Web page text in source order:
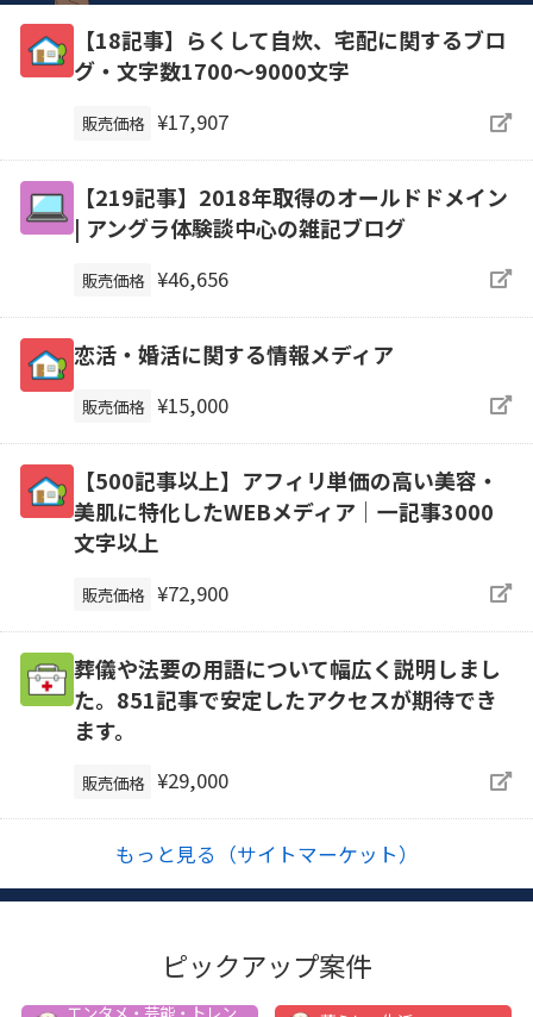
【18記事】らくして自炊、宅配に関するブロ
グ・文字数1700～9000文字
販売価格 ¥17,907
【219記事】2018年取得のオールドドメイン
| アングラ体験談中心の雑記ブログ
販売価格 ¥46,656
恋活・婚活に関する情報メディア
販売価格 ¥15,000
【500記事以上】アフィリ単価の高い美容・
美肌に特化したWEBメディア｜一記事3000
文字以上
販売価格 ¥72,900
葬儀や法要の用語について幅広く説明しまし
た。851記事で安定したアクセスが期待でき
ます。
販売価格 ¥29,000
もっと見る（サイトマーケット）
ピックアップ案件